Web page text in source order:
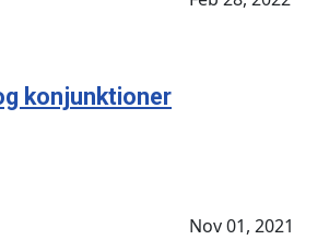
konjunktioner
Nov 01, 2021